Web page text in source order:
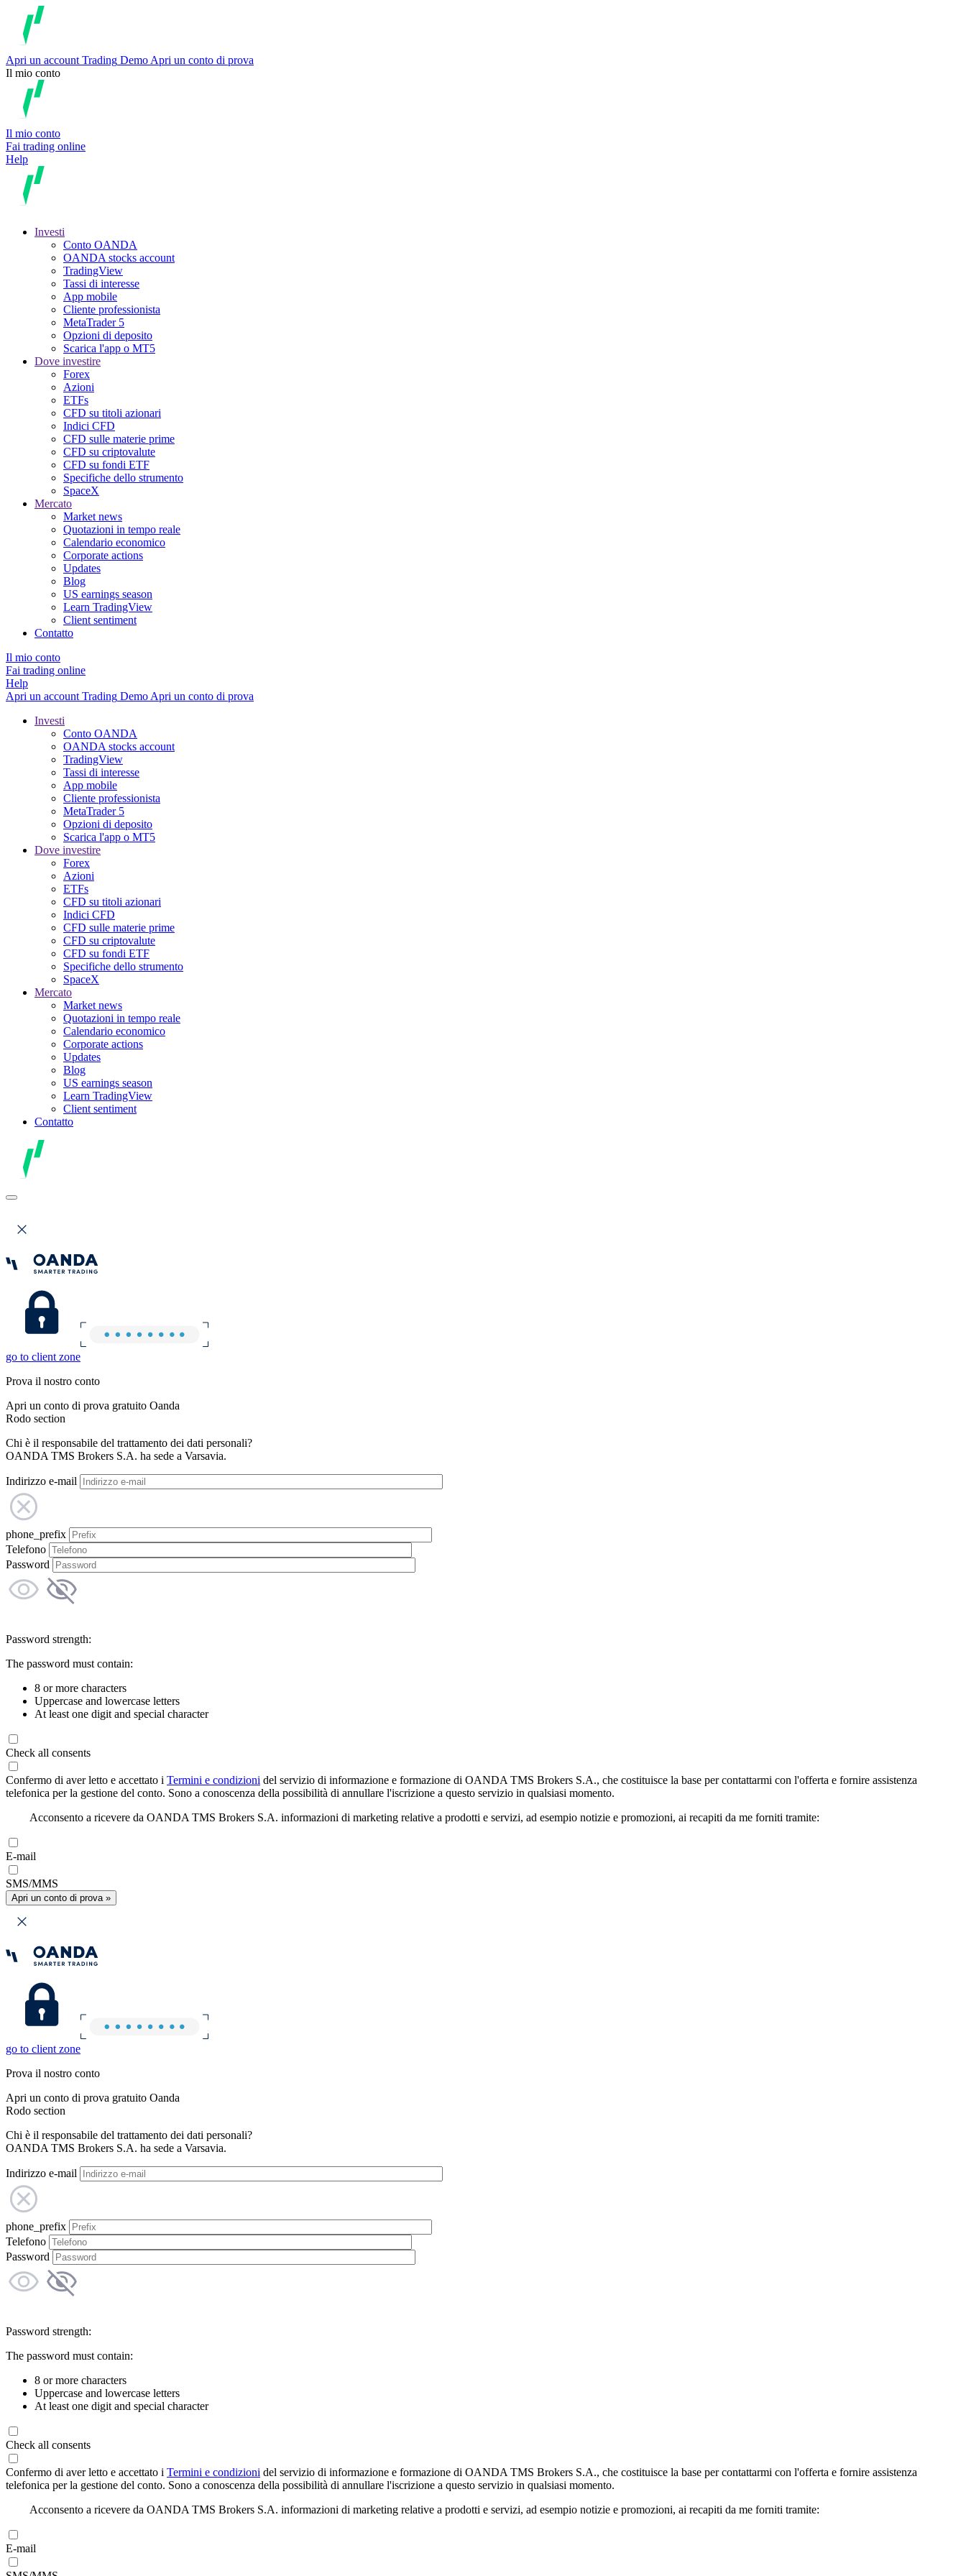
Apri un account Trading Demo Apri un conto di prova
Il mio conto
Il mio conto
Fai trading online
Help
Investi
Conto OANDA
OANDA stocks account
TradingView
Tassi di interesse
App mobile
Cliente professionista
MetaTrader 5
Opzioni di deposito
Scarica l'app o MT5
Dove investire
Forex
Azioni
ETFs
CFD su titoli azionari
Indici CFD
CFD sulle materie prime
CFD su criptovalute
CFD su fondi ETF
Specifiche dello strumento
SpaceX
Mercato
Market news
Quotazioni in tempo reale
Calendario economico
Corporate actions
Updates
Blog
US earnings season
Learn TradingView
Client sentiment
Contatto
Il mio conto
Fai trading online
Help
Apri un account Trading Demo Apri un conto di prova
Investi
Conto OANDA
OANDA stocks account
TradingView
Tassi di interesse
App mobile
Cliente professionista
MetaTrader 5
Opzioni di deposito
Scarica l'app o MT5
Dove investire
Forex
Azioni
ETFs
CFD su titoli azionari
Indici CFD
CFD sulle materie prime
CFD su criptovalute
CFD su fondi ETF
Specifiche dello strumento
SpaceX
Mercato
Market news
Quotazioni in tempo reale
Calendario economico
Corporate actions
Updates
Blog
US earnings season
Learn TradingView
Client sentiment
Contatto
go to client zone
Prova il nostro conto
Apri un conto di prova gratuito Oanda
Rodo section
Chi è il responsabile del trattamento dei dati personali?
OANDA TMS Brokers S.A. ha sede a Varsavia.
Indirizzo e-mail
phone_prefix
Telefono
Password
Password strength:
The password must contain:
8 or more characters
Uppercase and lowercase letters
At least one digit and special character
Check all consents
Confermo di aver letto e accettato i Termini e condizioni del servizio di informazione e formazione di OANDA TMS Brokers S.A., che costituisce la base per contattarmi con l'offerta e fornire assistenza
telefonica per la gestione del conto. Sono a conoscenza della possibilità di annullare l'iscrizione a questo servizio in qualsiasi momento.
Acconsento a ricevere da OANDA TMS Brokers S.A. informazioni di marketing relative a prodotti e servizi, ad esempio notizie e promozioni, ai recapiti da me forniti tramite:
E-mail
SMS/MMS
Apri un conto di prova »
go to client zone
Prova il nostro conto
Apri un conto di prova gratuito Oanda
Rodo section
Chi è il responsabile del trattamento dei dati personali?
OANDA TMS Brokers S.A. ha sede a Varsavia.
Indirizzo e-mail
phone_prefix
Telefono
Password
Password strength:
The password must contain:
8 or more characters
Uppercase and lowercase letters
At least one digit and special character
Check all consents
Confermo di aver letto e accettato i Termini e condizioni del servizio di informazione e formazione di OANDA TMS Brokers S.A., che costituisce la base per contattarmi con l'offerta e fornire assistenza
telefonica per la gestione del conto. Sono a conoscenza della possibilità di annullare l'iscrizione a questo servizio in qualsiasi momento.
Acconsento a ricevere da OANDA TMS Brokers S.A. informazioni di marketing relative a prodotti e servizi, ad esempio notizie e promozioni, ai recapiti da me forniti tramite:
E-mail